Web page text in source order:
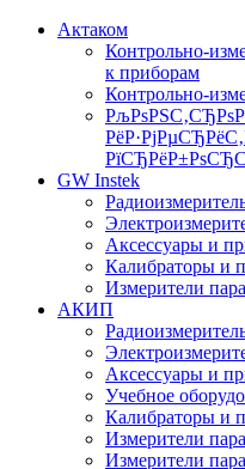
Актаком
Контрольно-
к приборам
Контрольно-
GW Instek
Аксессуары и
Калибраторы и
Измерители
АКИП
Аксессуары и
Учебное
Калибраторы и
Измерители
Измерители